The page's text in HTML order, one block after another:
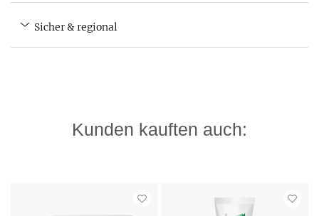
Sicher & regional
Kunden kauften auch: